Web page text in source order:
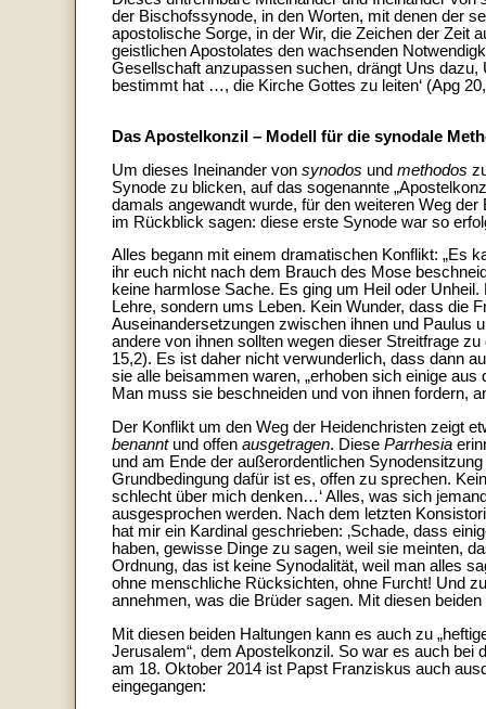
der Bischofssynode, in den Worten, mit denen der
apostolische Sorge, in der Wir, die Zeichen der Zeit
geistlichen Apostolates den wachsenden
Gesellschaft anzupassen suchen, drängt Uns dazu,
bestimmt hat …, die Kirche Gottes zu leiten‘ (Apg
Das Apostelkonzil – Modell für die synodale
Um dieses Ineinander von synodos und methodos
Synode zu blicken, auf das sogenannte
damals angewandt wurde, für den weiteren Weg
im Rückblick sagen: diese erste Synode war so
Alles begann mit einem dramatischen Konflikt: „Es
ihr euch nicht nach dem Brauch des Mose
keine harmlose Sache. Es ging um Heil oder
Lehre, sondern ums Leben. Kein Wunder, dass die
Auseinandersetzungen zwischen ihnen und Paulus
andere von ihnen sollten wegen dieser Streitfrage
15,2). Es ist daher nicht verwunderlich, dass dann
sie alle beisammen waren, „erhoben sich einige
Man muss sie beschneiden und von ihnen fordern,
Der Konflikt um den Weg der Heidenchristen zeigt
benanntund offen ausgetragen. Diese Parrhesia
und am Ende der außerordentlichen
Grundbedingung dafür ist es, offen zu sprechen.
schlecht über mich denken…‘ Alles, was sich
ausgesprochen werden. Nach dem letzten
hat mir ein Kardinal geschrieben: ‚Schade, dass
haben, gewisse Dinge zu sagen, weil sie meinten,
Ordnung, das ist keine Synodalität, weil man alles
ohne menschliche Rücksichten, ohne Furcht! Und
annehmen, was die Brüder sagen. Mit diesen
Mit diesen beiden Haltungen kann es auch zu
Jerusalem“, dem Apostelkonzil. So war es auch
am 18. Oktober 2014 ist Papst Franziskus auch
eingegangen: